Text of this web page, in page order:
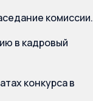
комиссии.
в кадровый
конкурса в